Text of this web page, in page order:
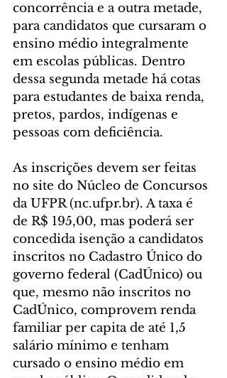
concorrência e a outra metade,
para candidatos que cursaram o
ensino médio integralmente
em escolas públicas. Dentro
dessa segunda metade há cotas
para estudantes de baixa renda,
pretos, pardos, indígenas e
pessoas com deficiência.
As inscrições devem ser feitas
no site do Núcleo de Concursos
da UFPR (nc.ufpr.br). A taxa é
de R$ 195,00, mas poderá ser
concedida isenção a candidatos
inscritos no Cadastro Único do
governo federal (CadÚnico) ou
que, mesmo não inscritos no
CadÚnico, comprovem renda
familiar per capita de até 1,5
salário mínimo e tenham
cursado o ensino médio em